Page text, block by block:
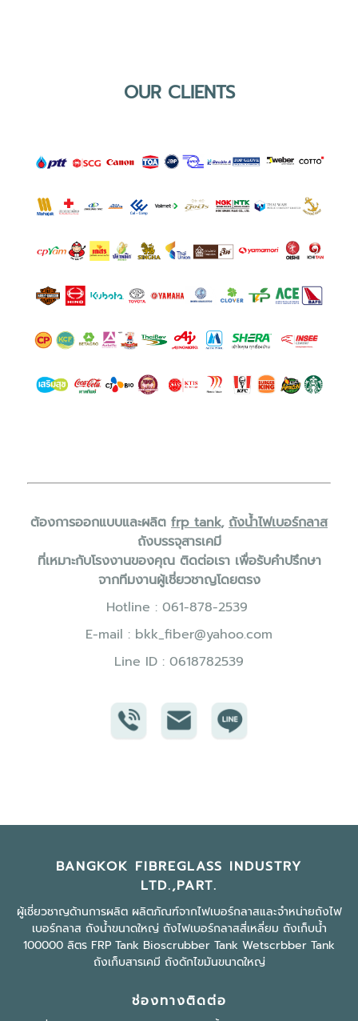
OUR CLIENTS
ต้องการออกแบบและผลิต frp tank, ถังน้ำไฟเบอร์กลาส
ถังบรรจุสารเคมี
ที่เหมาะกับโรงงานของคุณ ติดต่อเรา เพื่อรับคำปรึกษา
จากทีมงานผู้เชี่ยวชาญโดยตรง
Hotline : 061-878-2539
E-mail : bkk_fiber@yahoo.com
Line ID : 0618782539
BANGKOK FIBREGLASS INDUSTRY
LTD.,PART.
ผู้เชี่ยวชาญด้านการผลิต ผลิตภัณฑ์จากไฟเบอร์กลาสและจำหน่ายถังไฟ
เบอร์กลาส ถังน้ำขนาดใหญ่ ถังไฟเบอร์กลาสสี่เหลี่ยม ถังเก็บน้ำ
100000 ลิตร FRP Tank Bioscrubber Tank Wetscrbber Tank
ถังเก็บสารเคมี ถังดักไขมันขนาดใหญ่
ช่องทางติดต่อ